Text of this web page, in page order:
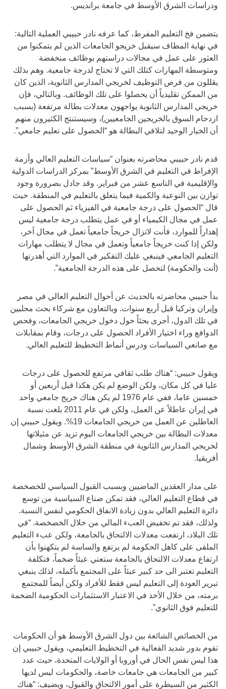
ودراسات الشرق الأوسط في جامعة برانديس.
يتضمن فخ التعليم المفرط، كما عرفه نادر حبيبي العملية التالية:
في نهاية المطاف سيقبل خريجو الجامعات الذين لم يتمكنوا من
العثور على عمل في مجالات دراستهم بوظائف منخفضة
ومتوسطة المهارات كتلك التي لا تحتاج لدرجة جامعية. وهم بذلك
يقللون من فرص التوظيف لخريجي المدارس الثانوية، الذين كان
من الممكن تقليدياً أن يحصلوا على تلك الوظائف. وبالتالي، فإن
خريجي المدارس الثانوية يواجهون معدلات بطالة مرتفعة (بسبب
ازدحام السوق بالخريجين الجامعيين)، وسيستنتج الكثيرون منهم
أن الخيار الوحيد لتلافي البطالة هو “الحصول على تعليم جامعي”.
قدم نادر حبيبي محاضرته بعنوان “سياسات التعليم العالي وأزمة
الإفراط في التعليم في الشرق الأوسط” بمركز الدراسات الدولية
والإقليمية في التاسع عشر من فبراير. وقد جادل بضرورة وجود
توازن بين النوعية والكمية فيما يتعلق بالتعليم في المنطقة. حيث
قال “الحصول على درجة جامعية في الفيزياء ثم الحصول على
عمل في مجال الكيمياء أو في عمل يتطلب درجة جامعية ليس
إهداراً للموارد، فأنت لاتزال خريجاً جامعياً تعمل في مجال آخر،
ولكن إذا كنت خريجاً جامعياً وتعمل في مجال لا يتطلب مهارات
التعليم الجامعي فينبغي عليك التفكير في الموارد التي أهدرتها
(أنت والحكومة) لتحصل على هذه الدرجة الجامعية”.
بدأ حبيبي محاضرته بالحديث عن أحوال التعليم العالي في مصر
وإيران وتركيا قبل أربع سنوات. وبالتعاون مع شركاء بحث محليين
في تلك الدول، أجرى بحثاً حول دخول خريجي الجامعات، وفحص
الدوافع وراء اختيار الأفراد الحصول على درجات، وقام بمقابلات
مع صانعي السياسات ودرس أنماط التخطيط للتعليم العالي.
ويقول حبيبي: “هناك طلب ثقافي مرتفع للحصول على درجات
عليا في كل مكان، ولكن الوضع لم يكن هكذا قبل أربعين أو
خمسين عاما، ففي عام 1976 لم يكن هناك خريج جامعي واحد
في إيران عاطلاً عن العمل، ولكن في عام 2011 بلغت نسبة
العاطلين عن العمل من خريجي الجامعات 19%. ويقول حبيبي إن
معدلات البطالة بين خريجي الجامعات اليوم تزيد عن مثيلاتها
لخريجي المدارس الثانوية في منطقة الشرق الأوسط وشمال
أفريقيا.
على مدار العقدين الماضيين وبسبب القبول السياسي للخصخصة
في قطاع التعليم العالي، فقد تمكن صناع السياسية من توسع
دائرة التعليم العالي بدون زيادة الانفاق الحكومي لنفس النسبة.
ولذلك، فقد تم تخفيض العبء المالي من خلال الخصخصة. “في
تلك البلاد، ارتفعت معدلات الالتحاق بالجامعة، ولكن عبء التعليم
الملقى على كاهل الحكومة لم يرتفع والساسة لم يتكهنوا بأن
ارتفاع معدلات الالتحاق بالجامعة ستعني عبئاً ضخماً، فتكلفة
التعليم تعتبر الى حد كبير عبئاً على المجتمع بأكمله، لذلك ينبغي
تبرير العودة إلى التعليم ليس فقط للأفراد ولكن أيضاً للمجتمع
برمته، من خلال الأخذ في الاعتبار الاستثمارات الحكومية الضخمة
للتعليم فوق الثانوي”.
من الخصائص الشائعة بين دول الشرق الأوسط هو أن الحكومات
تقوم بدور شديد الفعالية في التخطيط التعليمي، ويقول حبيبي إن
هذا ليس نفس الحال في أوروبا أو الولايات المتحدة، حيث عدد
كبير من الجامعات هي جامعات خاصة، والحكومات ليس لديها
الكثير من السيطرة على أمور الالتحاق والقبول، ويضيف: “هناك